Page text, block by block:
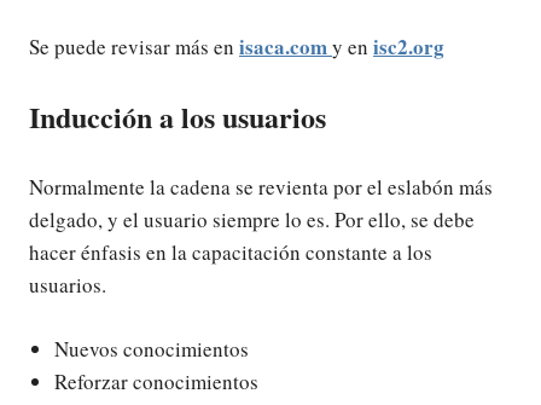
Se puede revisar más en isaca.comy en isc2.org
Inducción a los usuarios
Normalmente la cadena se revienta por el eslabón más
delgado, y el usuario siempre lo es. Por ello, se debe
hacer énfasis en la capacitación constante a los
usuarios.
Nuevos conocimientos
Reforzar conocimientos